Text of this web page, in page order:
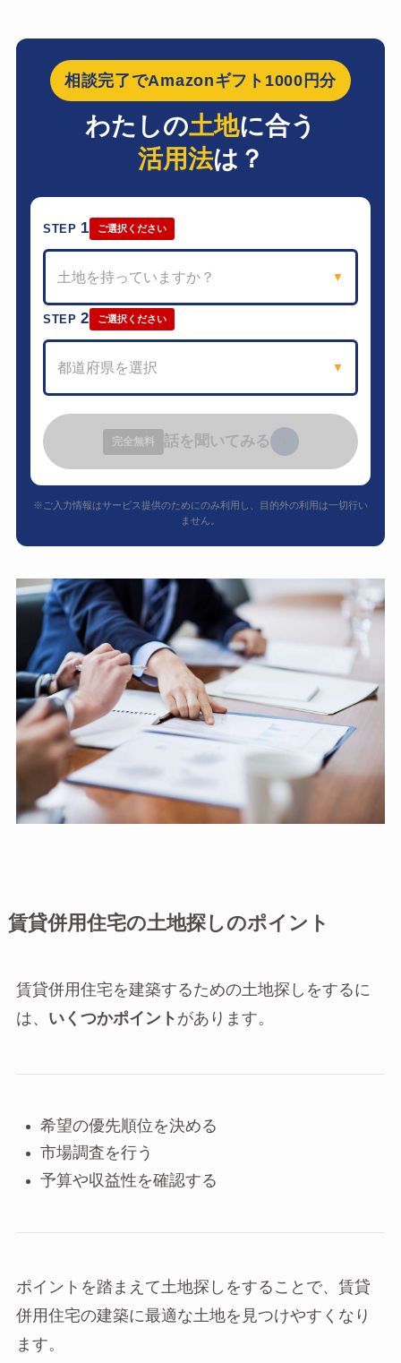
相談完了でAmazonギフト1000円分
わたしの土地に合う
活用法は？
STEP 1 ご選択ください
土地を持っていますか？ ▼
STEP2 ご選択ください
都道府県を選択 ▼
完全無料 話を聞いてみる
※ご入力情報はサービス提供のためにのみ利用し、目的外の利用は一切行い
ません。
賃貸併用住宅の土地探しのポイント
賃貸併用住宅を建築するための土地探しをするに
は、 いくつかポイント があります。
希望の優先順位を決める
市場調査を行う
予算や収益性を確認する
ポイントを踏まえて土地探しをすることで、賃貸
併用住宅の建築に最適な土地を見つけやすくなり
ます。